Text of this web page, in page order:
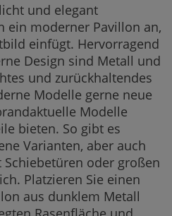
und elegant
ein moderner Pavillon an,
einfügt. Hervorragend
Design sind Metall und
und zurückhaltendes
Modelle gerne neue
Modelle
bieten. So gibt es
Varianten, aber auch
oder großen
Platzieren Sie einen
aus dunklem Metall